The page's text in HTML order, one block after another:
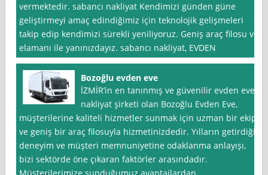
vermektedir. sabancı nakliyat Kendimizi günden güne
geliştirmeyi amaç edindiğimiz için teknolojik gelişmeleri
takip edip kendimizi sürekli yeniliyoruz. Geniş araç filosu ve
elamanı ile yanınızdayız. sabancı nakliyat, EVDEN
Bozoğlu evden eve
İZMİR’in en tanınmış ve güvenilir evden eve
nakliyat şirketi olan Bozoğlu Evden Eve,
müşterilerine kaliteli hizmetler sunmak için uzman bir ekip
ve geniş bir araç filosuyla hizmetinizdedir. Yılların getirdiği
deneyim ve müşteri memnuniyetine odaklanma anlayışı,
bizi sektörde öne çıkaran faktörler arasındadır.